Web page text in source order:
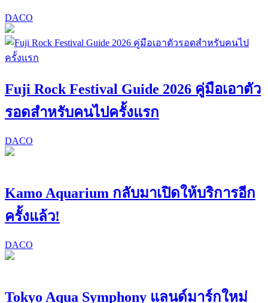
DACO
Fuji Rock Festival Guide 2026 คู่มือเอาตัว
รอดสำหรับคนไปครั้งแรก
DACO
Kamo Aquarium กลับมาเปิดให้บริการอีก
ครั้งแล้ว!
DACO
Tokyo Aqua Symphony แลนด์มาร์กใหม่